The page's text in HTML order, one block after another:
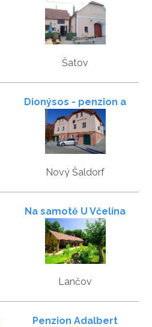
Šatov
Dionýsos - penzion a
vinný sklep
Nový Šaldorf
Na samotě U Včelína
Lančov
Penzion Adalbert